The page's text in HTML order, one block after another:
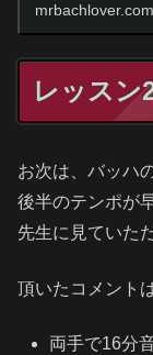
mrbachlover.com
レッスン
お次は、バッハ
後半のテンポが
先生に見ていた
頂いたコメントは
両手で16分